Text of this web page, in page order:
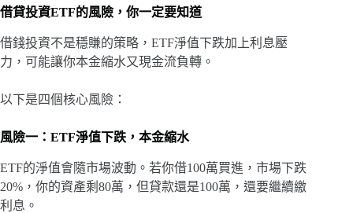
借貸投資ETF的風險，你一定要知道
借錢投資不是穩賺的策略，ETF淨值下跌加上利息壓
力，可能讓你本金縮水又現金流負轉。
以下是四個核心風險：
風險一：ETF淨值下跌，本金縮水
ETF的淨值會隨市場波動。若你借100萬買進，市場下跌
20%，你的資產剩80萬，但貸款還是100萬，還要繼續繳
利息。